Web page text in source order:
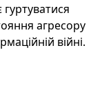
агресору
війні.